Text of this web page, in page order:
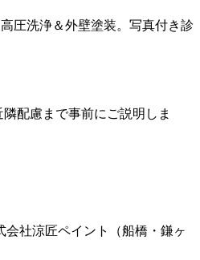
圧洗浄＆外壁塗装。写真付き診
配慮まで事前にご説明しま
会社涼匠ペイント（船橋・鎌ヶ